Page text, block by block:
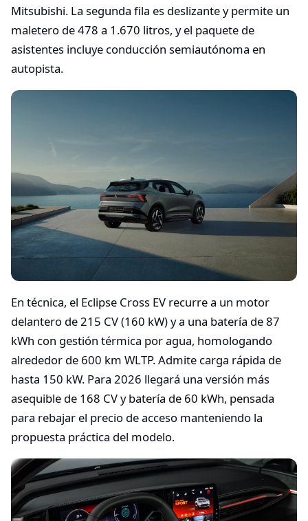
Mitsubishi. La segunda fila es deslizante y permite un
maletero de 478 a 1.670 litros, y el paquete de
asistentes incluye conducción semiautónoma en
autopista.
En técnica, el Eclipse Cross EV recurre a un motor
delantero de 215 CV (160 kW) y a una batería de 87
kWh con gestión térmica por agua, homologando
alrededor de 600 km WLTP. Admite carga rápida de
hasta 150 kW. Para 2026 llegará una versión más
asequible de 168 CV y batería de 60 kWh, pensada
para rebajar el precio de acceso manteniendo la
propuesta práctica del modelo.